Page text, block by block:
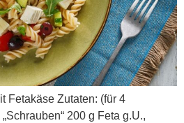
Fetakäse Zutaten: (für 4
200 g Feta g.U.,